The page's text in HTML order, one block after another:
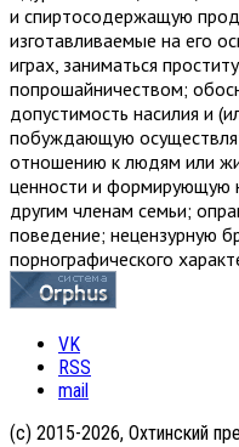
и спиртосодержащую
изготавливаемые на его
играх, заниматься
попрошайничеством;
допустимость насилия и
побуждающую
отношению к людям или
ценности и формирующую
другим членам семьи;
поведение; нецензурную
порнографического
VK
RSS
mail
(с) 2015-2026, Охтинский